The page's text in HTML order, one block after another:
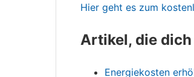
Hier geht es zum
Artikel, die
Energiekosten